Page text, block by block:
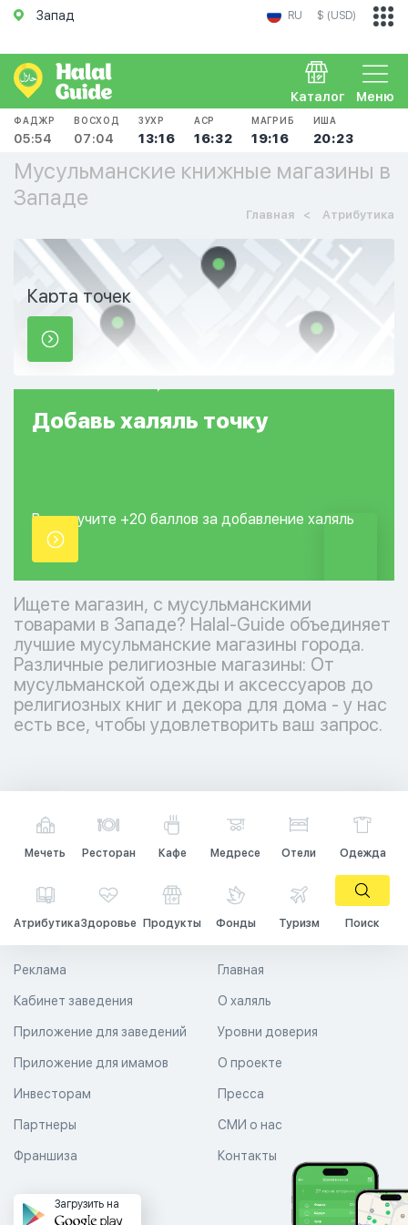
Запад RU $ (USD)
Меню
Каталог
ФАДЖР
05:54
ВОСХОД
07:04
ЗУХР
13:16
АСР
16:32
МАГРИБ
19:16
ИША
20:23
Мусульманские книжные магазины в
Западе
Главная Атрибутика
Карта точек
Добавь халяль точку
Вы получите +20 баллов за добавление халяль
точки.
Ищете магазин, с мусульманскими
товарами в Западе? Halal-Guide объединяет
лучшие мусульманские магазины города.
Различные религиозные магазины: От
мусульманской одежды и аксессуаров до
религиозных книг и декора для дома - у нас
есть все, чтобы удовлетворить ваш запрос.
Мечеть Ресторан Кафе Медресе Отели Одежда
АтрибутикаЗдоровье Продукты Фонды Туризм Поиск
Главная
О халяль
Уровни доверия
Реклама
Кабинет заведения
Приложение для заведений
Приложение для имамов О проекте
Пресса
СМИ о нас
Контакты
Инвесторам
Партнеры
Франшиза
Загрузить на